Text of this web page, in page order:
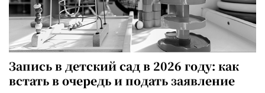
Запись в детский сад в 2026 году: как
встать в очередь и подать заявление